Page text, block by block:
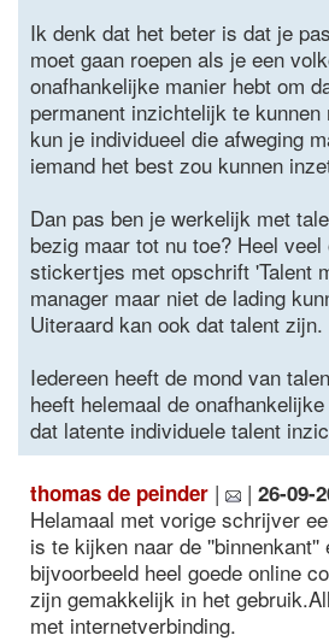
Ik denk dat het beter is dat je
moet gaan roepen als je een
onafhankelijke manier hebt om
permanent inzichtelijk te kunnen
kun je individueel die afweging
iemand het best zou kunnen
Dan pas ben je werkelijk met
bezig maar tot nu toe? Heel veel
stickertjes met opschrift 'Talent
manager maar niet de lading
Uiteraard kan ook dat talent zijn.
Iedereen heeft de mond van
heeft helemaal de
dat latente individuele talent
thomas de peinder | | 26-09-
Helamaal met vorige schrijver
is te kijken naar de ''binnenkant''
bijvoorbeeld heel goede online
zijn gemakkelijk in het
met internetverbinding.